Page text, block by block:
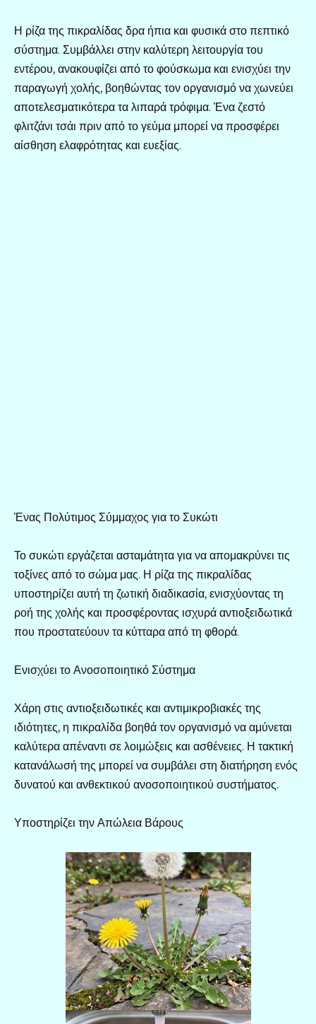
Η ρίζα της πικραλίδας δρα ήπια και φυσικά στο πεπτικό
σύστημα. Συμβάλλει στην καλύτερη λειτουργία του
εντέρου, ανακουφίζει από το φούσκωμα και ενισχύει την
παραγωγή χολής, βοηθώντας τον οργανισμό να χωνεύει
αποτελεσματικότερα τα λιπαρά τρόφιμα. Ένα ζεστό
φλιτζάνι τσάι πριν από το γεύμα μπορεί να προσφέρει
αίσθηση ελαφρότητας και ευεξίας.
Ένας Πολύτιμος Σύμμαχος για το Συκώτι
Το συκώτι εργάζεται ασταμάτητα για να απομακρύνει τις
τοξίνες από το σώμα μας. Η ρίζα της πικραλίδας
υποστηρίζει αυτή τη ζωτική διαδικασία, ενισχύοντας τη
ροή της χολής και προσφέροντας ισχυρά αντιοξειδωτικά
που προστατεύουν τα κύτταρα από τη φθορά.
Ενισχύει το Ανοσοποιητικό Σύστημα
Χάρη στις αντιοξειδωτικές και αντιμικροβιακές της
ιδιότητες, η πικραλίδα βοηθά τον οργανισμό να αμύνεται
καλύτερα απέναντι σε λοιμώξεις και ασθένειες. Η τακτική
κατανάλωσή της μπορεί να συμβάλει στη διατήρηση ενός
δυνατού και ανθεκτικού ανοσοποιητικού συστήματος.
Υποστηρίζει την Απώλεια Βάρους